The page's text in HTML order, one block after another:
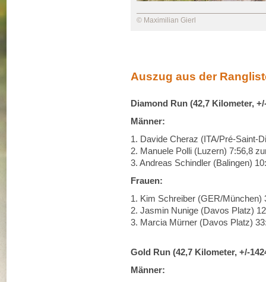
© Maximilian Gierl
Auszug aus der
Diamond Run (42,7 Kilometer,
Männer:
1. Davide Cheraz (ITA/Pré-Saint-
2. Manuele Polli (Luzern) 7:56,8
3. Andreas Schindler (Balingen)
Frauen:
1. Kim Schreiber (GER/München)
2. Jasmin Nunige (Davos Platz)
3. Marcia Mürner (Davos Platz)
Gold Run (42,7 Kilometer, +/-
Männer: